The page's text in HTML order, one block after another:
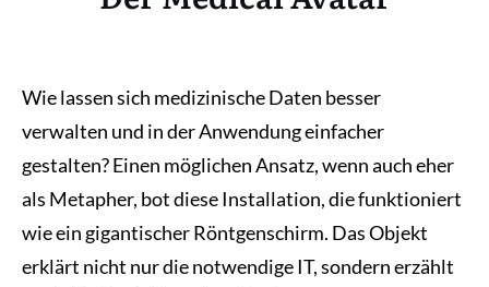
Wie lassen sich medizinische Daten besser
verwalten und in der Anwendung einfacher
gestalten? Einen möglichen Ansatz, wenn auch eher
als Metapher, bot diese Installation, die funktioniert
wie ein gigantischer Röntgenschirm. Das Objekt
erklärt nicht nur die notwendige IT, sondern erzählt